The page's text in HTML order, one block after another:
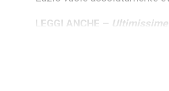
LEGGI ANCHE –